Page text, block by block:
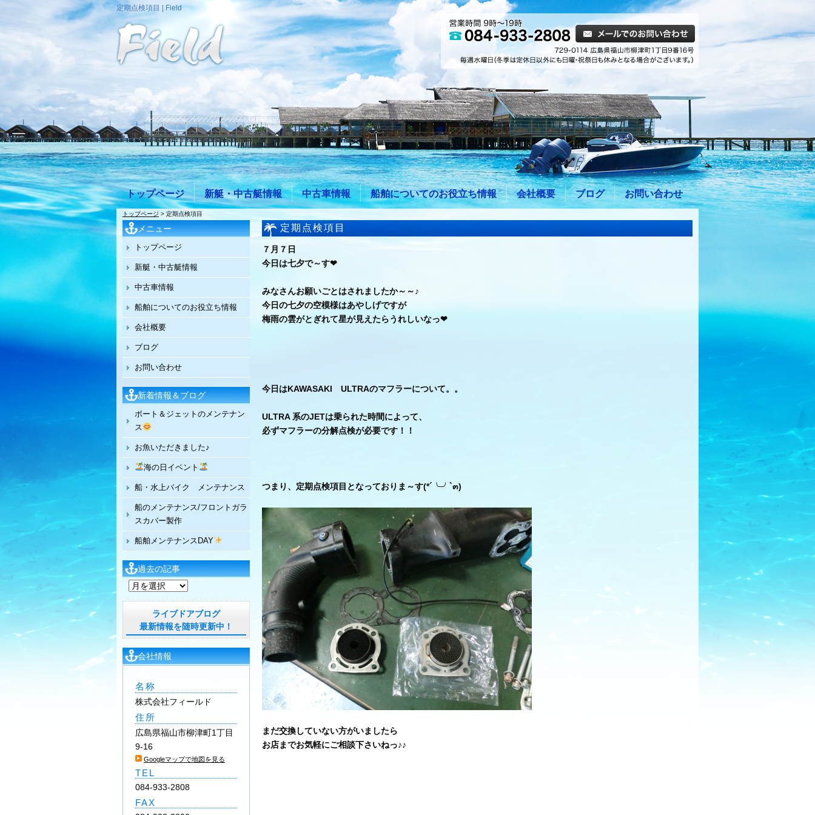
定期点検項目 | Field
トップページ 新艇・中古艇情報 中古車情報 船舶についてのお役立ち情報 会社概要 ブログ お問い合わせ
トップページ > 定期点検項目
定期点検項目
７月７日
今日は七夕で～す❤︎
みなさんお願いごとはされましたか～～♪
今日の七夕の空模様はあやしげですが
梅雨の雲がとぎれて星が見えたらうれしいなっ❤︎
今日はKAWASAKI ULTRAのマフラーについて。。
ULTRA 系のJETは乗られた時間によって、
必ずマフラーの分解点検が必要です！！
つまり、 定期点検項目となっておりま～す(*´╰╯`๓)
まだ交換していない方がいましたら
お店までお気軽にご相談下さいねっ♪♪
メニュー
トップページ
新艇・中古艇情報
中古車情報
船舶についてのお役立ち情報
会社概要
ブログ
お問い合わせ
新着情報＆ブログ
ボート＆ジェットのメンテナン
ス
お魚いただきました♪
海の日イベント
船・水上バイク メンテナンス
船のメンテナンス/フロントガラ
スカバー製作
船舶メンテナンスDAY
過去の記事
の
記
事
ライブドアブログ
最新情報を随時更新中！
会社情報
名称
株式会社フィールド
住所
広島県福山市柳津町1丁目
9-16
Googleマップで地図を見る
TEL
084-933-2808
FAX